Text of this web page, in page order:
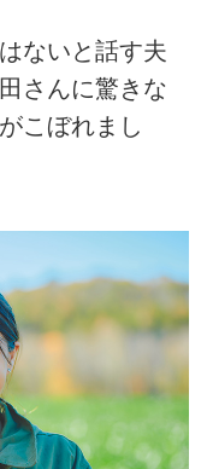
ないと話す夫
さんに驚きな
こぼれまし